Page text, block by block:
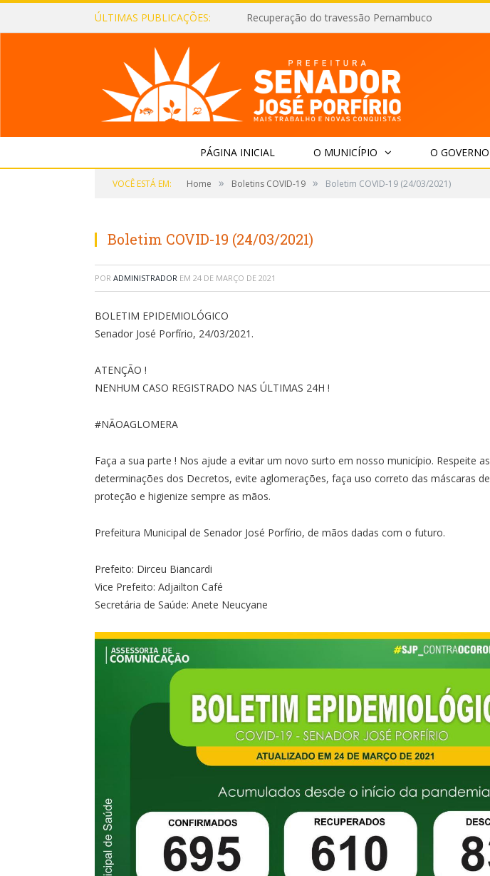
ÚLTIMAS PUBLICAÇÕES: Recuperação do travessão Pernambuco
PÁGINA INICIAL O MUNICÍPIO O GOVERNO
VOCÊ ESTÁ EM: Home » Boletins COVID-19 » Boletim COVID-19 (24/03/2021)
Boletim COVID-19 (24/03/2021)
POR ADMINISTRADOR EM 24 DE MARÇO DE 2021
BOLETIM EPIDEMIOLÓGICO
Senador José Porfírio, 24/03/2021.
ATENÇÃO !
NENHUM CASO REGISTRADO NAS ÚLTIMAS 24H !
#NÃOAGLOMERA
Faça a sua parte ! Nos ajude a evitar um novo surto em nosso município. Respeite as
determinações dos Decretos, evite aglomerações, faça uso correto das máscaras de
proteção e higienize sempre as mãos.
Prefeitura Municipal de Senador José Porfírio, de mãos dadas com o futuro.
Prefeito: Dirceu Biancardi
Vice Prefeito: Adjailton Café
Secretária de Saúde: Anete Neucyane